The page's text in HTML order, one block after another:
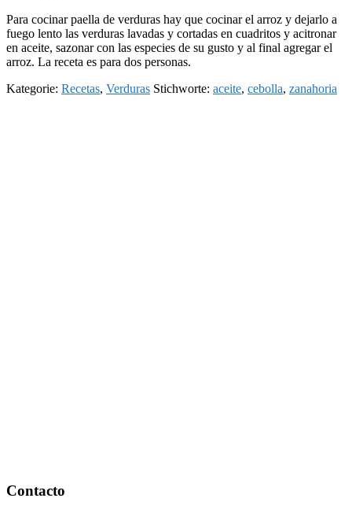
Para cocinar paella de verduras hay que cocinar el arroz y dejarlo a
fuego lento las verduras lavadas y cortadas en cuadritos y acitronar
en aceite, sazonar con las especies de su gusto y al final agregar el
arroz. La receta es para dos personas.
Kategorie: Recetas, Verduras Stichworte: aceite, cebolla, zanahoria
Footer
Contacto